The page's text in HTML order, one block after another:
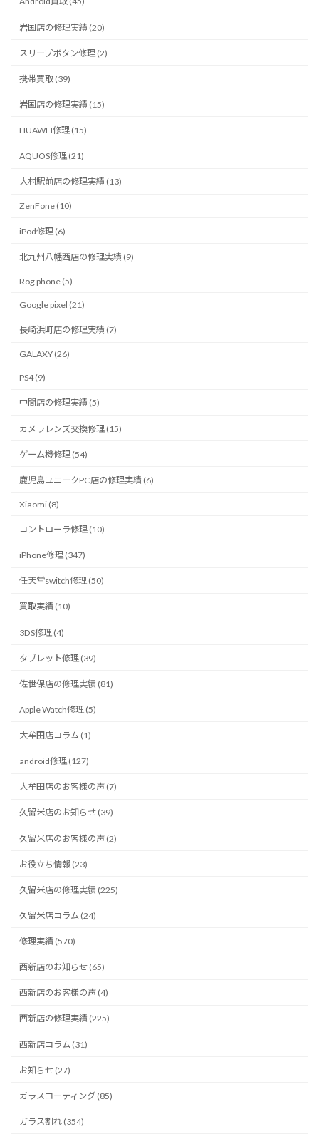
岩国店の修理実績 (20)
スリープボタン修理 (2)
携帯買取 (39)
岩国店の修理実績 (15)
HUAWEI修理 (15)
AQUOS修理 (21)
大村駅前店の修理実績 (13)
ZenFone (10)
iPod修理 (6)
北九州八幡西店の修理実績 (9)
Rog phone (5)
Google pixel (21)
長崎浜町店の修理実績 (7)
GALAXY (26)
PS4 (9)
中間店の修理実績 (5)
カメラレンズ交換修理 (15)
ゲーム機修理 (54)
鹿児島ユニークPC店の修理実績 (6)
Xiaomi (8)
コントローラ修理 (10)
iPhone修理 (347)
任天堂switch修理 (50)
買取実績 (10)
3DS修理 (4)
タブレット修理 (39)
佐世保店の修理実績 (81)
Apple Watch修理 (5)
大牟田店コラム (1)
android修理 (127)
大牟田店のお客様の声 (7)
久留米店のお知らせ (39)
久留米店のお客様の声 (2)
お役立ち情報 (23)
久留米店の修理実績 (225)
久留米店コラム (24)
修理実績 (570)
西新店のお知らせ (65)
西新店のお客様の声 (4)
西新店の修理実績 (225)
西新店コラム (31)
お知らせ (27)
ガラスコーティング (85)
ガラス割れ (354)